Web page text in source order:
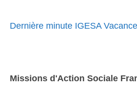
Dernière minute IGESA
Missions d'Action Sociale